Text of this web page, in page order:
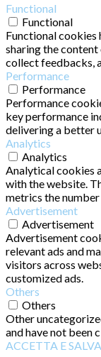
Functional
Functional
Functional
sharing the
collect feedbacks,
Performance
Performance
Performance
key performance
delivering a better
Analytics
Analytics
Analytical cookies
with the website.
metrics the
Advertisement
Advertisement
Advertisement
relevant ads and
visitors across
customized ads.
Others
Others
Other
and have not been
ACCETTA E SALVA